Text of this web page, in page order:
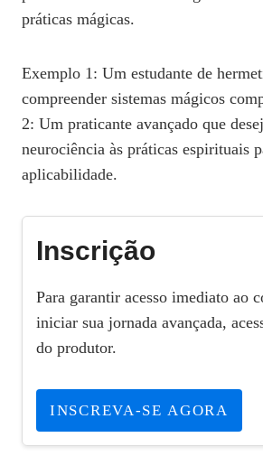
práticas mágicas.
Exemplo 1: Um estudante de
compreender sistemas mágicos
2: Um praticante avançado que
neurociência às práticas espirituais
aplicabilidade.
Inscrição
Para garantir acesso imediato ao
iniciar sua jornada avançada,
do produtor.
INSCREVA-SE AGORA